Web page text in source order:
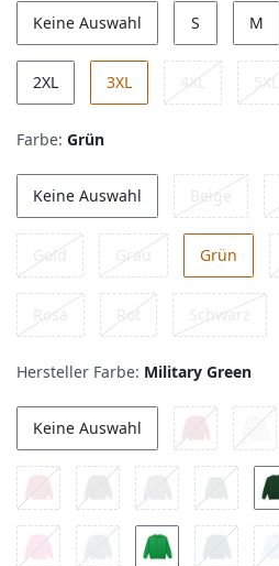
Keine Auswahl S M
2XL 3XL 4XL 5XL
Farbe: Grün
Keine Auswahl Beige
Gold Grau Grün
Rosa Rot Schwarz
Hersteller Farbe: Military Green
Keine Auswahl